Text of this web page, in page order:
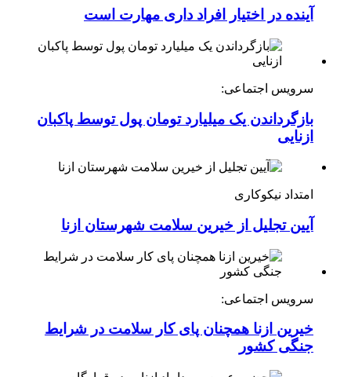
آینده در اختیار افراد داری مهارت است
سرویس اجتماعی:
بازگرداندن یک میلیارد تومان پول توسط پاکبان
ازنایی
امتداد نیکوکاری
آیین تجلیل از خیرین سلامت شهرستان ازنا
سرویس اجتماعی:
خیرین ازنا همچنان پای کار سلامت در شرایط
جنگی کشور